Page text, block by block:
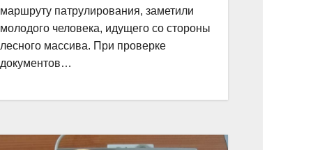
маршруту патрулирования, заметили
молодого человека, идущего со стороны
лесного массива. При проверке
документов…